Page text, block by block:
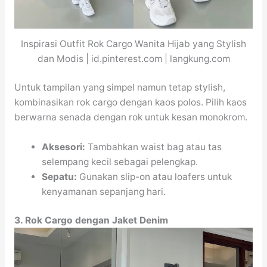
Inspirasi Outfit Rok Cargo Wanita Hijab yang Stylish
dan Modis | id.pinterest.com | langkung.com
Untuk tampilan yang simpel namun tetap stylish,
kombinasikan rok cargo dengan kaos polos. Pilih kaos
berwarna senada dengan rok untuk kesan monokrom.
Aksesori: Tambahkan waist bag atau tas
selempang kecil sebagai pelengkap.
Sepatu: Gunakan slip-on atau loafers untuk
kenyamanan sepanjang hari.
3. Rok Cargo dengan Jaket Denim